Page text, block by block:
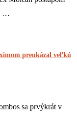
…
preukázal veľkú
sa prvýkrát v